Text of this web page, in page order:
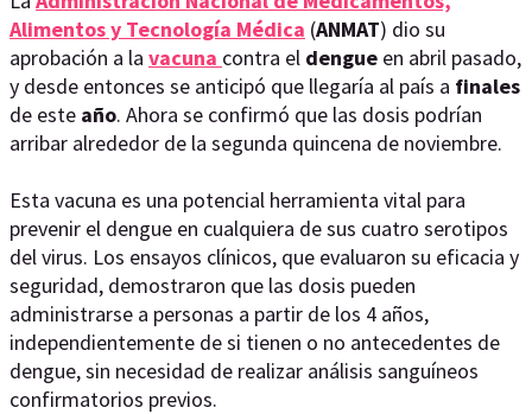
Alimentos y Tecnología Médica (ANMAT) dio su
aprobación a la vacuna contra el dengue en abril pasado,
y desde entonces se anticipó que llegaría al país a finales
de este año. Ahora se confirmó que las dosis podrían
arribar alrededor de la segunda quincena de noviembre.
Esta vacuna es una potencial herramienta vital para
prevenir el dengue en cualquiera de sus cuatro serotipos
del virus. Los ensayos clínicos, que evaluaron su eficacia y
seguridad, demostraron que las dosis pueden
administrarse a personas a partir de los 4 años,
independientemente de si tienen o no antecedentes de
dengue, sin necesidad de realizar análisis sanguíneos
confirmatorios previos.